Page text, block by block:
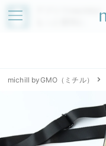
アプリでmichillが
michill byGMO（ミチル）